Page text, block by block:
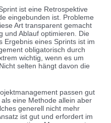
ist eine Retrospektive
eingebunden ist. Probleme
Art transparent gemacht
und Ablauf optimieren. Die
Ergebnis eines Sprints ist im
obligatorisch durch
wichtig, wenn es um
selten hängt davon die
passen gut
eine Methode allein aber
generell nicht mehr
ist gut und erfordert im